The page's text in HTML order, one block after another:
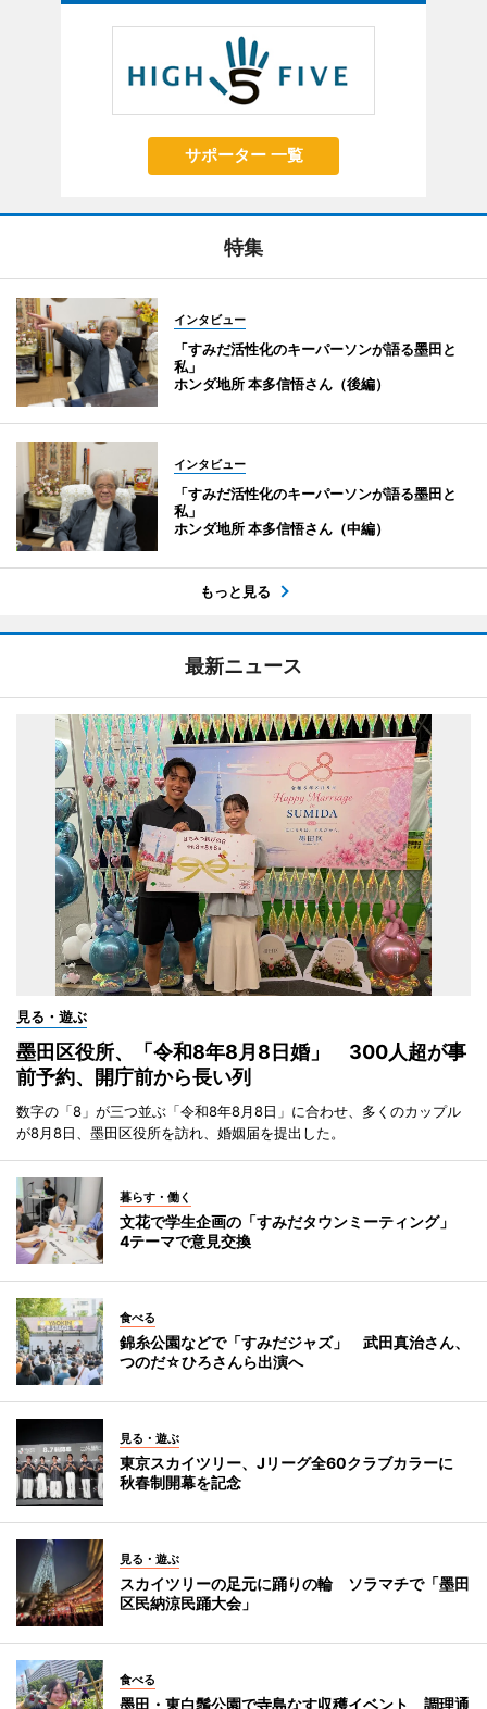
サポーター 一覧
特集
インタビュー
「すみだ活性化のキーパーソンが語る墨田と
私」
ホンダ地所 本多信悟さん（後編）
インタビュー
「すみだ活性化のキーパーソンが語る墨田と
私」
ホンダ地所 本多信悟さん（中編）
もっと見る
最新ニュース
見る・遊ぶ
墨田区役所、「令和8年8月8日婚」 300人超が事
前予約、開庁前から長い列
数字の「8」が三つ並ぶ「令和8年8月8日」に合わせ、多くのカップル
が8月8日、墨田区役所を訪れ、婚姻届を提出した。
暮らす・働く
文花で学生企画の「すみだタウンミーティング」
4テーマで意見交換
食べる
錦糸公園などで「すみだジャズ」 武田真治さん、
つのだ☆ひろさんら出演へ
見る・遊ぶ
東京スカイツリー、Jリーグ全60クラブカラーに
秋春制開幕を記念
見る・遊ぶ
スカイツリーの足元に踊りの輪 ソラマチで「墨田
区民納涼民踊大会」
食べる
墨田・東白鬚公園で寺島なす収穫イベント 調理通